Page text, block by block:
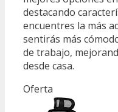
destacando
encuentres la más
sentirás más
de trabajo,
desde casa.
Oferta